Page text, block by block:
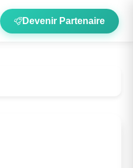
Devenir Partenaire